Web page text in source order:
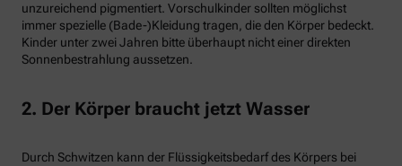
unzureichend pigmentiert. Vorschulkinder sollten möglichst
immer spezielle (Bade-)Kleidung tragen, die den Körper bedeckt.
Kinder unter zwei Jahren bitte überhaupt nicht einer direkten
Sonnenbestrahlung aussetzen.
2. Der Körper braucht jetzt Wasser
Durch Schwitzen kann der Flüssigkeitsbedarf des Körpers bei